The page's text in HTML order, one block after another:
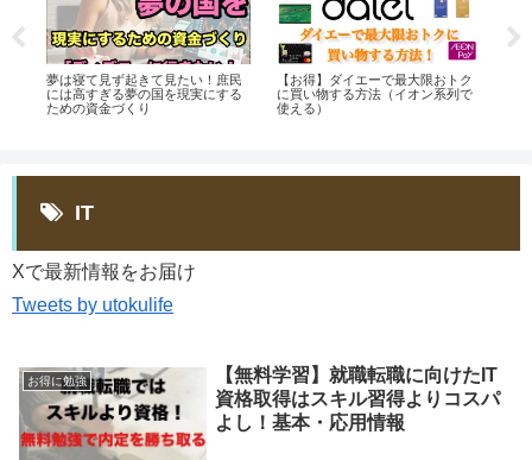
夢は寝て見ず起きて見たい！庶民
には高すぎる夢の国を現実にする
ための資金づくり
【お得】ダイエーで最大限おトク
に買い物する方法（イオン系列で
使える）
IT
Xで最新情報をお届け
Tweets by utokulife
お得に勉強
【無料学習】就職転職に向けたIT
資格取得はスキル習得よりコスパ
よし！基本・応用情報